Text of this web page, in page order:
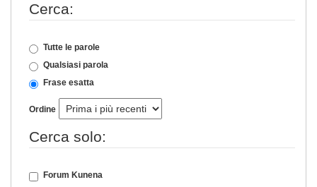
Cerca:
Tutte le parole
Qualsiasi parola
Frase esatta
Ordine
Cerca solo:
Forum Kunena